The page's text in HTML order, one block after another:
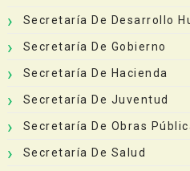
Secretaría De Desarrollo
Secretaría De Gobierno
Secretaría De Hacienda
Secretaría De Juventud
Secretaría De Obras
Secretaría De Salud